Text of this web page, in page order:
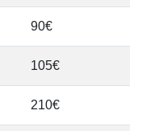
90€
105€
210€